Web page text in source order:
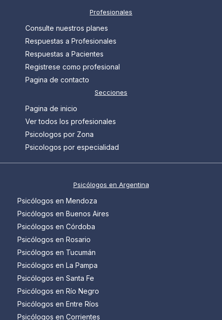
Profesionales
Consulte nuestros planes
Respuestas a Profesionales
Respuestas a Pacientes
Registrese como profesional
Pagina de contacto
Secciones
Pagina de inicio
Ver todos los profesionales
Psicologos por Zona
Psicologos por especialidad
Psicólogos en Argentina
Psicólogos en Mendoza
Psicólogos en Buenos Aires
Psicólogos en Córdoba
Psicólogos en Rosario
Psicólogos en Tucumán
Psicólogos en La Pampa
Psicólogos en Santa Fe
Psicólogos en Río Negro
Psicólogos en Entre Ríos
Psicólogos en Corrientes